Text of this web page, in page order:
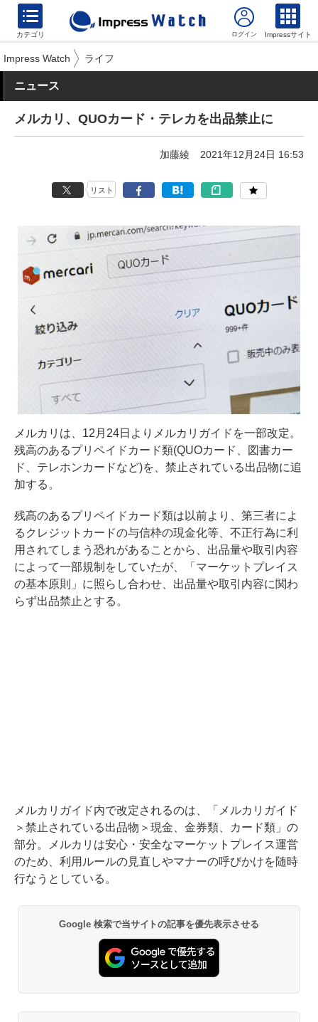
カテゴリ Impressサイト
Impress Watch ライフ
ニュース
メルカリ、QUOカード・テレカを出品禁止に
加藤綾 2021年12月24日 16:53
リスト
メルカリは、12月24日よりメルカリガイドを一部改定。
残高のあるプリペイドカード類(QUOカード、図書カー
ド、テレホンカードなど)を、禁止されている出品物に追
加する。
残高のあるプリペイドカード類は以前より、第三者によ
るクレジットカードの与信枠の現金化等、不正行為に利
用されてしまう恐れがあることから、出品量や取引内容
によって一部規制をしていたが、「マーケットプレイス
の基本原則」に照らし合わせ、出品量や取引内容に関わ
らず出品禁止とする。
メルカリガイド内で改定されるのは、「メルカリガイド
＞禁止されている出品物＞現金、金券類、カード類」の
部分。メルカリは安心・安全なマーケットプレイス運営
のため、利用ルールの見直しやマナーの呼びかけを随時
行なうとしている。
Google 検索で当サイトの記事を優先表示させる